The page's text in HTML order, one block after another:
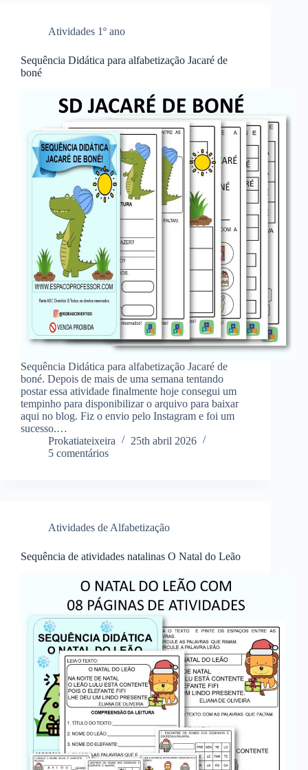
Atividades 1º ano
Sequência Didática para alfabetização Jacaré de
boné
Sequência Didática para alfabetização Jacaré de
boné. Depois de mais de uma semana tentando
postar essa atividade finalmente hoje consegui um
tempinho para disponibilizar o arquivo para baixar
aqui no blog. Fiz o envio pelo Instagram e foi um
sucesso.…
Prokatiateixeira
25th abril 2026
5 comentários
Atividades de Alfabetização
Sequência de atividades natalinas O Natal do Leão